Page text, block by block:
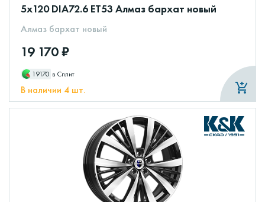
5x120 DIA72.6 ET53 Алмаз бархат новый
Алмаз бархат новый
19 170 ₽
19170 в Сплит
В наличии 4 шт.